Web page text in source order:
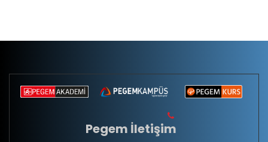
Pegem İletişim